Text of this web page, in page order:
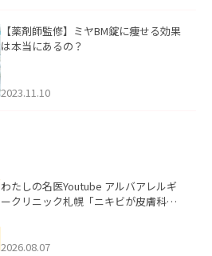
【薬剤師監修】ミヤBM錠に痩せる効果
は本当にあるの？
2023.11.10
わたしの名医Youtube アルバアレルギ
ークリニック札幌「ニキビが皮膚科で
ました。
2026.08.07